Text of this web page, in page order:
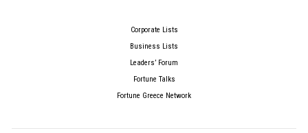
Corporate Lists
Business Lists
Leaders’ Forum
Fortune Talks
Fortune Greece Network